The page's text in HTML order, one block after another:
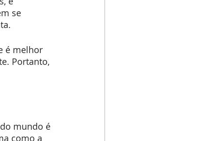
se
é melhor
Portanto,
mundo é
como a